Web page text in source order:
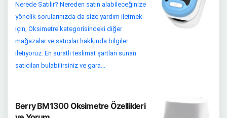
Nerede Satılır? Nereden satın alabileceğinize
yönelik sorularınızda da size yardım iletmek
için, Oksimetre kategorisindeki diğer
mağazalar ve satıcılar hakkında bilgiler
iletiyoruz. En süratli teslimat şartları sunan
satıcıları bulabilirsiniz ve gara...
Berry BM1300 Oksimetre Özellikleri